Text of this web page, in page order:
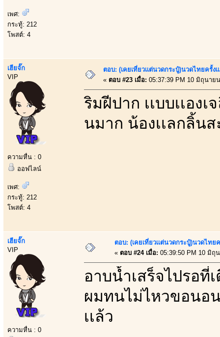
เพศ:
กระทู้: 212
โพสต์: 4
เฮียจั๊ก
VIP
ความหื่น : 0
ออฟไลน์
เพศ:
กระทู้: 212
โพสต์: 4
ตอบ: (เคยเที่ยวเเต่นวดกระปู๋)นวดไทยครั้ง
« ตอบ #23 เมื่อ: 05:37:39 PM 10 มิถุนาย
ริมฝีปาก เเบบเเอง
นมาก น้องเเลกลิ้น
เฮียจั๊ก
VIP
ความหื่น : 0
ตอบ: (เคยเที่ยวเเต่นวดกระปู๋)นวดไทย
« ตอบ #24 เมื่อ: 05:39:50 PM 10 มิถุ
อาบน้ำเสร็จไปรอ
ผมทนไม่ไหวขอนอ
เเล้ว